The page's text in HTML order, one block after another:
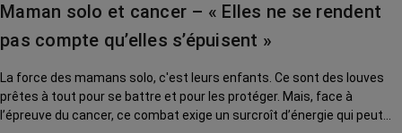
Maman solo et cancer – « Elles ne se rendent
pas compte qu’elles s’épuisent »
La force des mamans solo, c'est leurs enfants. Ce sont des louves
prêtes à tout pour se battre et pour les protéger. Mais, face à
l’épreuve du cancer, ce combat exige un surcroît d’énergie qui peut